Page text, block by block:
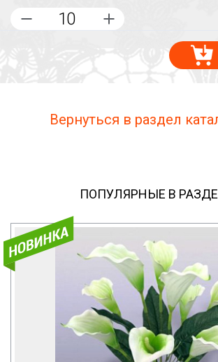
Вернуться в раздел
ПОПУЛЯРНЫЕ В